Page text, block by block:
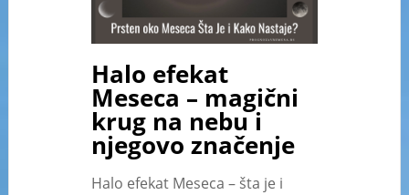
Halo efekat
Meseca – magični
krug na nebu i
njegovo značenje
Halo efekat Meseca – šta je i